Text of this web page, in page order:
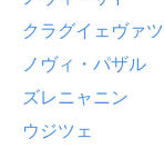
クラグイェヴァツ
ノヴィ・パザル
ズレニャニン
ウジツェ